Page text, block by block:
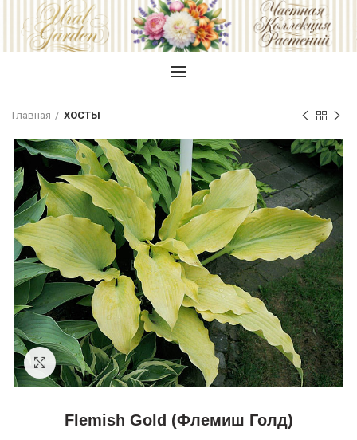
Главная ХОСТЫ
Увеличить
Flemish Gold (Флемиш Голд)